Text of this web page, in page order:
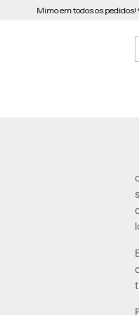
os pedidos! ♥️ Garanta 10%